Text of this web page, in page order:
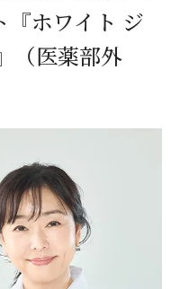
『ホワイト ジ
（医薬部外